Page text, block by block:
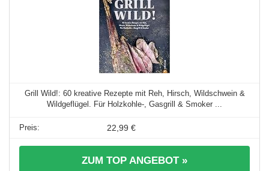
Grill Wild!: 60 kreative Rezepte mit Reh, Hirsch, Wildschwein &
Wildgeflügel. Für Holzkohle-, Gasgrill & Smoker ...
22,99 €
ZUM TOP ANGEBOT »